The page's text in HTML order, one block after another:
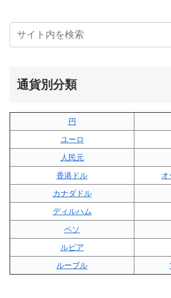
通貨別分類
円
ユーロ
人民元
香港ドル
カナダドル
ディルハム
ペソ
ルピア
ルーブル